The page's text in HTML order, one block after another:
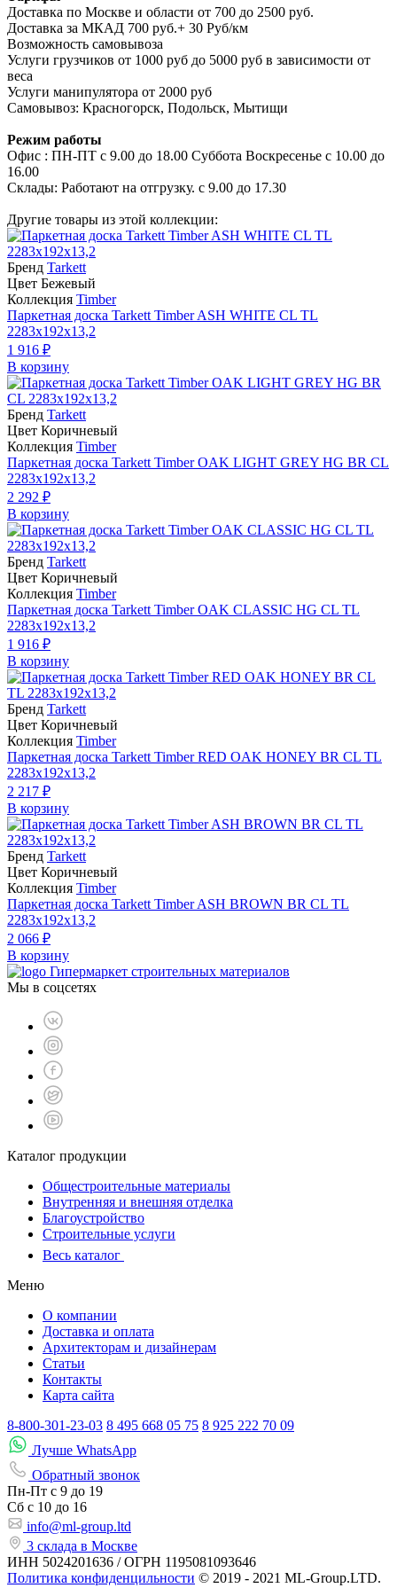
Доставка по Москве и области от 700 до 2500 руб.
Доставка за МКАД 700 руб.+ 30 Руб/км
Возможность самовывоза
Услуги грузчиков от 1000 руб до 5000 руб в зависимости от
веса
Услуги манипулятора от 2000 руб
Самовывоз: Красногорск, Подольск, Мытищи
Режим работы
Офис : ПН-ПТ с 9.00 до 18.00 Суббота Воскресенье с 10.00 до
16.00
Склады: Работают на отгрузку. с 9.00 до 17.30
Другие товары из этой коллекции:
Бренд Tarkett
Цвет Бежевый
Коллекция Timber
Паркетная доска Tarkett Timber ASH WHITE CL TL
2283х192х13,2
1 916 ₽
В корзину
Бренд Tarkett
Цвет Коричневый
Коллекция Timber
Паркетная доска Tarkett Timber OAK LIGHT GREY HG BR CL
2283х192х13,2
2 292 ₽
В корзину
Бренд Tarkett
Цвет Коричневый
Коллекция Timber
Паркетная доска Tarkett Timber OAK CLASSIC HG CL TL
2283х192х13,2
1 916 ₽
В корзину
Бренд Tarkett
Цвет Коричневый
Коллекция Timber
Паркетная доска Tarkett Timber RED OAK HONEY BR CL TL
2283х192х13,2
2 217 ₽
В корзину
Бренд Tarkett
Цвет Коричневый
Коллекция Timber
Паркетная доска Tarkett Timber ASH BROWN BR CL TL
2283х192х13,2
2 066 ₽
В корзину
Гипермаркет строительных материалов
Мы в соцсетях
Каталог продукции
Общестроительные материалы
Внутренняя и внешняя отделка
Благоустройство
Строительные услуги
Весь каталог
Меню
О компании
Доставка и оплата
Архитекторам и дизайнерам
Статьи
Контакты
Карта сайта
8-800-301-23-03 8 495 668 05 75 8 925 222 70 09
Лучше WhatsApp
Обратный звонок
Пн-Пт с 9 до 19
Сб с 10 до 16
info@ml-group.ltd
3 склада в Москве
ИНН 5024201636 / ОГРН 1195081093646
Политика конфиденцильности © 2019 - 2021 ML-Group.LTD.